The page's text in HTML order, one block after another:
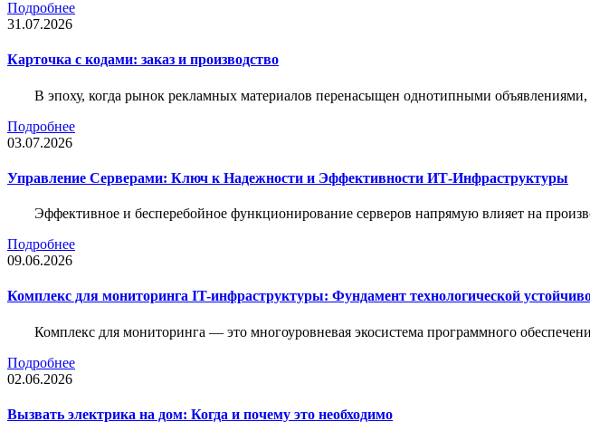
Подробнее
31.07.2026
Карточка c кодами: заказ и производство
В эпоху, когда рынок рекламных материалов перенасыщен однотипными
Подробнее
03.07.2026
Управление Серверами: Ключ к Надежности и Эффективности ИТ-Инфраструктуры
Эффективное и бесперебойное функционирование серверов напрямую влияет на
Подробнее
09.06.2026
Комплекс для мониторинга IT-инфраструктуры: Фундамент технологической
Комплекс для мониторинга — это многоуровневая экосистема программного
Подробнее
02.06.2026
Вызвать электрика на дом: Когда и почему это необходимо